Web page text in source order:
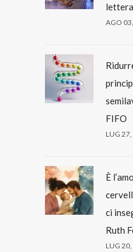
AGO
FIFO
LUG
È
ci
Ruth
LUG